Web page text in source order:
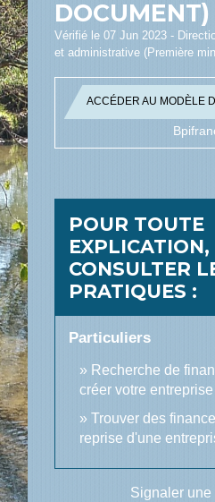
DOCUMENT)
Vérifié le 07 Jun 2023 -
et administrative (Première
ACCÉDER AU MODÈLE
POUR TOUTE
EXPLICATION,
CONSULTER
PRATIQUES :
Particuliers
Recherche de
créer votre entreprise
Trouver des
reprise d'une
Signaler une